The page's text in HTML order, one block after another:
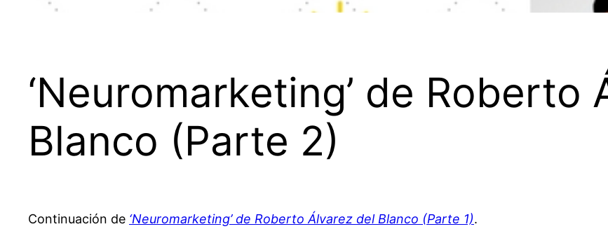
‘Neuromarketing’ de Roberto
Blanco (Parte 2)
Continuación de ‘Neuromarketing’ de Roberto Álvarez del Blanco (Parte 1).